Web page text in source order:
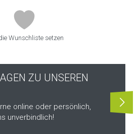
Wunschliste setzen
ZU UNSEREN
online oder persönlich,
unverbindlich!